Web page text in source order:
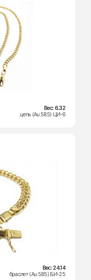
Вес:6.32
цепь (Au 585) ЦИ-6
Вес:24.14
браслет (Au 585) БИ-25